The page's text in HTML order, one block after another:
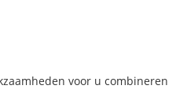
voor u combineren